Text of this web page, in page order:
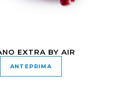
EXTRA BY AIR
ANTEPRIMA